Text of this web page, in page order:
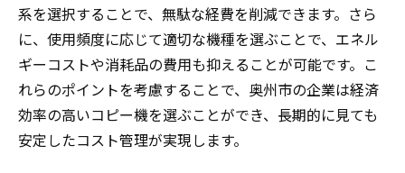
系を選択することで、無駄な経費を削減できます。さら
に、使用頻度に応じて適切な機種を選ぶことで、エネル
ギーコストや消耗品の費用も抑えることが可能です。こ
れらのポイントを考慮することで、奥州市の企業は経済
効率の高いコピー機を選ぶことができ、長期的に見ても
安定したコスト管理が実現します。